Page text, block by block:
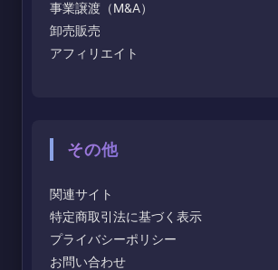
事業譲渡（M&A）
卸売販売
アフィリエイト
その他
関連サイト
特定商取引法に基づく表示
プライバシーポリシー
お問い合わせ